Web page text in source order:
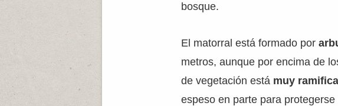
bosque.
El matorral está formado por
metros, aunque por encima de
de vegetación está muy
espeso en parte para